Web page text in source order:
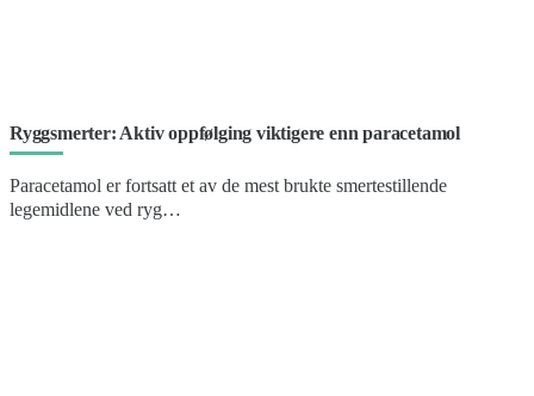
Ryggsmerter: Aktiv oppfølging viktigere enn paracetamol
Paracetamol er fortsatt et av de mest brukte smertestillende
legemidlene ved ryg…